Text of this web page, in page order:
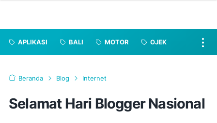
APLIKASI BALI MOTOR OJEK
Beranda Blog Internet
Selamat Hari Blogger Nasional